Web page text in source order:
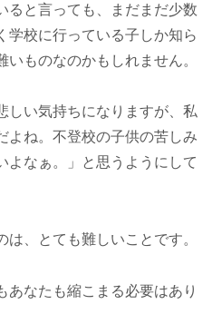
ると言っても、まだまだ少数
学校に行っている子しか知ら
ものなのかもしれません。
しい気持ちになりますが、私
よね。不登校の子供の苦しみ
よなぁ。」と思うようにして
、とても難しいことです。
あなたも縮こまる必要はあり